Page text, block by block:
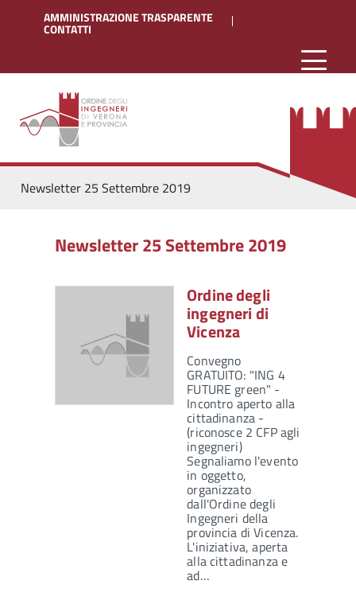
AMMINISTRAZIONE TRASPARENTE
CONTATTI
Newsletter 25 Settembre 2019
Newsletter 25 Settembre 2019
Ordine degli
ingegneri di
Vicenza
Convegno
GRATUITO: "ING 4
FUTURE green" -
Incontro aperto alla
cittadinanza -
(riconosce 2 CFP agli
ingegneri)
Segnaliamo l'evento
in oggetto,
organizzato
dall'Ordine degli
Ingegneri della
provincia di Vicenza.
L'iniziativa, aperta
alla cittadinanza e
ad…